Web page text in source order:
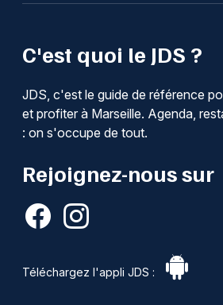
C'est quoi le JDS ?
JDS, c'est le guide de référence
et profiter à Marseille. Agenda,
: on s'occupe de tout.
Rejoignez-nous sur
Téléchargez l'appli JDS :